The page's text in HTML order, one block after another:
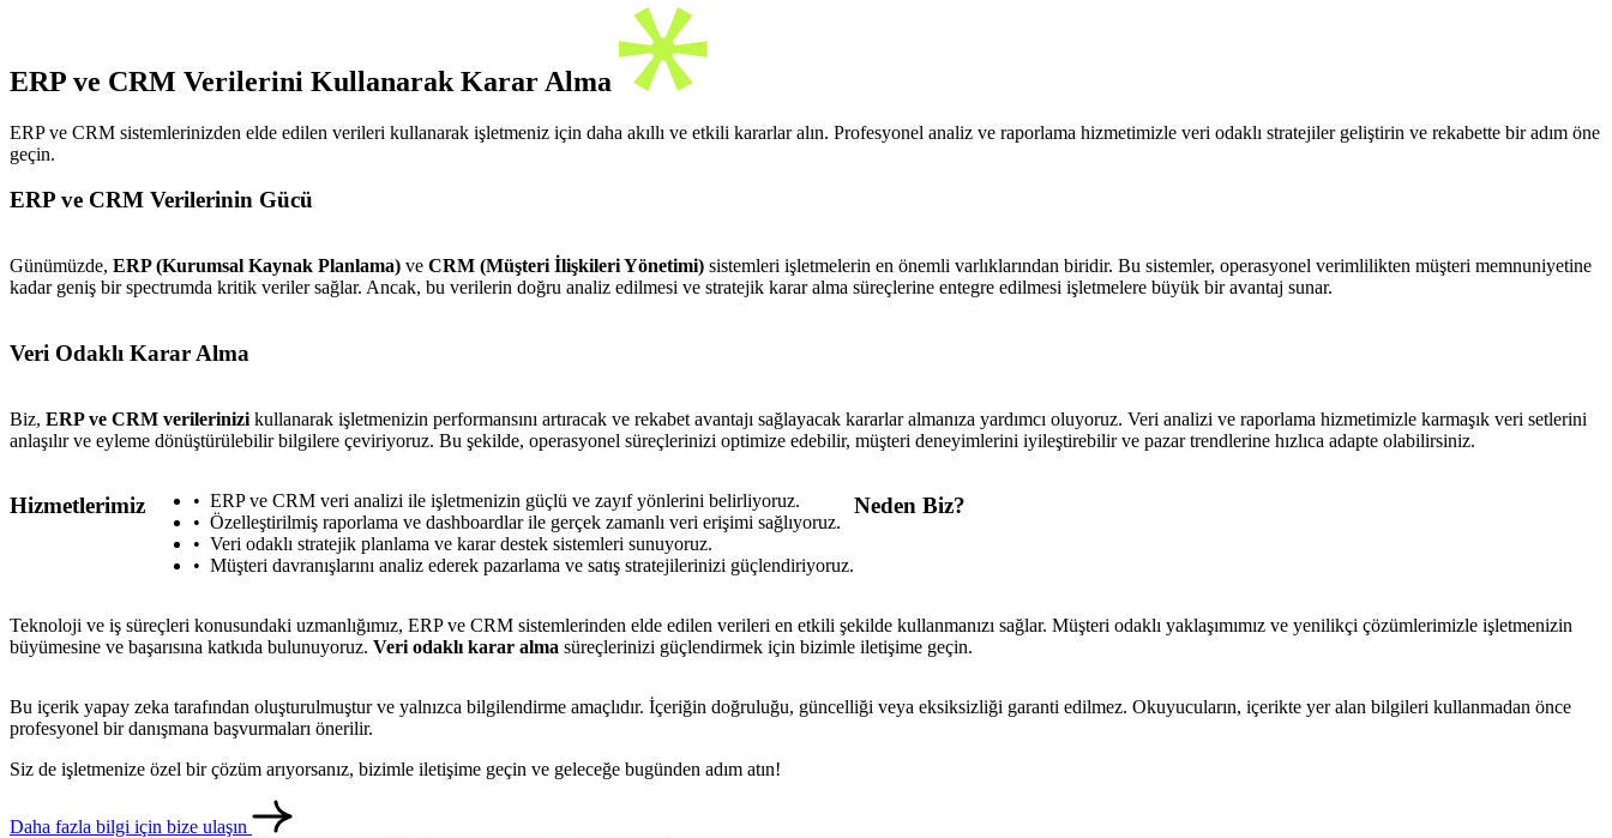
ERP ve CRM Verilerini Kullanarak Karar Alma
ERP ve CRM sistemlerinizden elde edilen verileri kullanarak işletmeniz için daha akıllı ve etkili kararlar alın. Profesyonel analiz ve raporlama hizmetimizle veri odaklı stratejiler geliştirin ve rekabette bir adım öne
geçin.
ERP ve CRM Verilerinin Gücü
Günümüzde, ERP (Kurumsal Kaynak Planlama) ve CRM (Müşteri İlişkileri Yönetimi) sistemleri işletmelerin en önemli varlıklarından biridir. Bu sistemler, operasyonel verimlilikten müşteri memnuniyetine
kadar geniş bir spectrumda kritik veriler sağlar. Ancak, bu verilerin doğru analiz edilmesi ve stratejik karar alma süreçlerine entegre edilmesi işletmelere büyük bir avantaj sunar.
Veri Odaklı Karar Alma
Biz, ERP ve CRM verilerinizi kullanarak işletmenizin performansını artıracak ve rekabet avantajı sağlayacak kararlar almanıza yardımcı oluyoruz. Veri analizi ve raporlama hizmetimizle karmaşık veri setlerini
anlaşılır ve eyleme dönüştürülebilir bilgilere çeviriyoruz. Bu şekilde, operasyonel süreçlerinizi optimize edebilir, müşteri deneyimlerini iyileştirebilir ve pazar trendlerine hızlıca adapte olabilirsiniz.
Hizmetlerimiz
ERP ve CRM veri analizi ile işletmenizin güçlü ve zayıf yönlerini belirliyoruz.
Özelleştirilmiş raporlama ve dashboardlar ile gerçek zamanlı veri erişimi sağlıyoruz.
Veri odaklı stratejik planlama ve karar destek sistemleri sunuyoruz.
Müşteri davranışlarını analiz ederek pazarlama ve satış stratejilerinizi güçlendiriyoruz.
Neden Biz?
Teknoloji ve iş süreçleri konusundaki uzmanlığımız, ERP ve CRM sistemlerinden elde edilen verileri en etkili şekilde kullanmanızı sağlar. Müşteri odaklı yaklaşımımız ve yenilikçi çözümlerimizle işletmenizin
büyümesine ve başarısına katkıda bulunuyoruz. Veri odaklı karar alma süreçlerinizi güçlendirmek için bizimle iletişime geçin.
Bu içerik yapay zeka tarafından oluşturulmuştur ve yalnızca bilgilendirme amaçlıdır. İçeriğin doğruluğu, güncelliği veya eksiksizliği garanti edilmez. Okuyucuların, içerikte yer alan bilgileri kullanmadan önce
profesyonel bir danışmana başvurmaları önerilir.
Siz de işletmenize özel bir çözüm arıyorsanız, bizimle iletişime geçin ve geleceğe bugünden adım atın!
Daha fazla bilgi için bize ulaşın